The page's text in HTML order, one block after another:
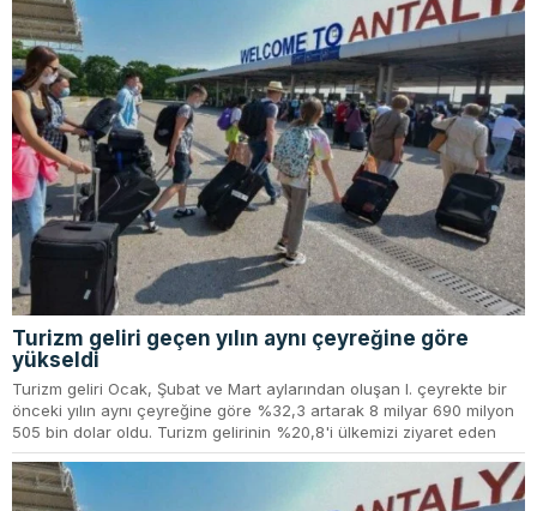
Turizm geliri geçen yılın aynı çeyreğine göre
yükseldi
Turizm geliri Ocak, Şubat ve Mart aylarından oluşan I. çeyrekte bir
önceki yılın aynı çeyreğine göre %32,3 artarak 8 milyar 690 milyon
505 bin dolar oldu. Turizm gelirinin %20,8'i ülkemizi ziyaret eden